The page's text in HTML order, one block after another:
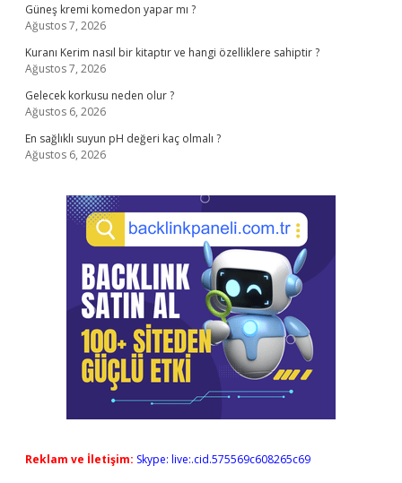
Güneş kremi komedon yapar mı ?
Ağustos 7, 2026
Kuranı Kerim nasıl bir kitaptır ve hangi özelliklere sahiptir ?
Ağustos 7, 2026
Gelecek korkusu neden olur ?
Ağustos 6, 2026
En sağlıklı suyun pH değeri kaç olmalı ?
Ağustos 6, 2026
Reklam ve İletişim: Skype: live:.cid.575569c608265c69